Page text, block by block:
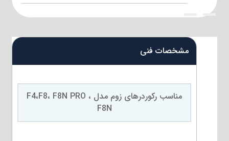
{title}
{title}
مشخصات فنی
مناسب رکوردرهای زوم مدل F4،F8، F8N PRO ،
F8N